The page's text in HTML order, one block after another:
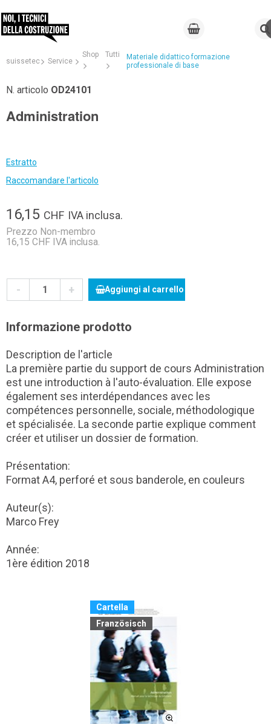
suissetec Service
Shop Tutti
Materiale didattico formazione
professionale di base
N. articolo OD24101
Administration
Estratto
Raccomandare l'articolo
16,15 CHF IVA inclusa.
Prezzo Non-membro
16,15 CHF IVA inclusa.
- + Aggiungi al carrello
Informazione prodotto
Description de l'article
La première partie du support de cours Administration
est une introduction à l'auto-évaluation. Elle expose
également ses interdépendances avec les
compétences personnelle, sociale, méthodologique
et spécialisée. La seconde partie explique comment
créer et utiliser un dossier de formation.
Présentation:
Format A4, perforé et sous banderole, en couleurs
Auteur(s):
Marco Frey
Année:
1ère édition 2018
Cartella
Französisch